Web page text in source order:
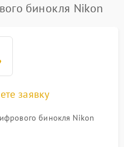
₽
бинокля Nikon
заявку
бинокля Nikon